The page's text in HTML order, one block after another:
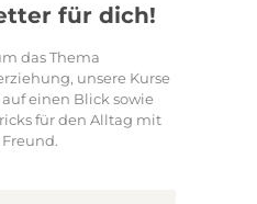
für dich!
das Thema
unsere Kurse
einen Blick sowie
für den Alltag mit